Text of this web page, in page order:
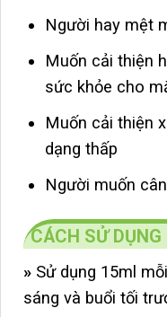
Người hay mệt
Muốn cải thiện
sức khỏe cho
Muốn cải thiện
dạng thấp
Người muốn
CÁCH SỬ
» Sử dụng 15ml
sáng và buổi tối